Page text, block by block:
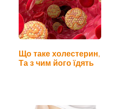
Що таке холестерин,
Та з чим його їдять